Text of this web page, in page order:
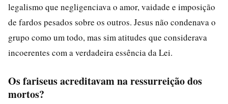
legalismo que negligenciava o amor, vaidade e imposição
de fardos pesados sobre os outros. Jesus não condenava o
grupo como um todo, mas sim atitudes que considerava
incoerentes com a verdadeira essência da Lei.
Os fariseus acreditavam na ressurreição dos
mortos?